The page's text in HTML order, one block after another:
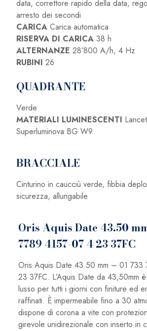
data, correttore rapido della data,
arresto dei secondi
CARICA Carica automatica
RISERVA DI CARICA 38 h
ALTERNANZE 28’800 A/h, 4 Hz
RUBINI 26
QUADRANTE
Verde
MATERIALI LUMINESCENTI
Superluminova BG W9
BRACCIALE
Cinturino in caucciù verde, fibbia
sicurezza, allungabile
Oris Aquis Date 43.50
7789 4157-07 4 23 37FC
Oris Aquis Date 43.50 mm – 01 733
23 37FC. L’Aquis Date da 43,50mm
lusso per tutti i giorni con finiture ed
raffinati. È impermeabile fino a 30
dispone di corona a vite con
girevole unidirezionale con inserto in